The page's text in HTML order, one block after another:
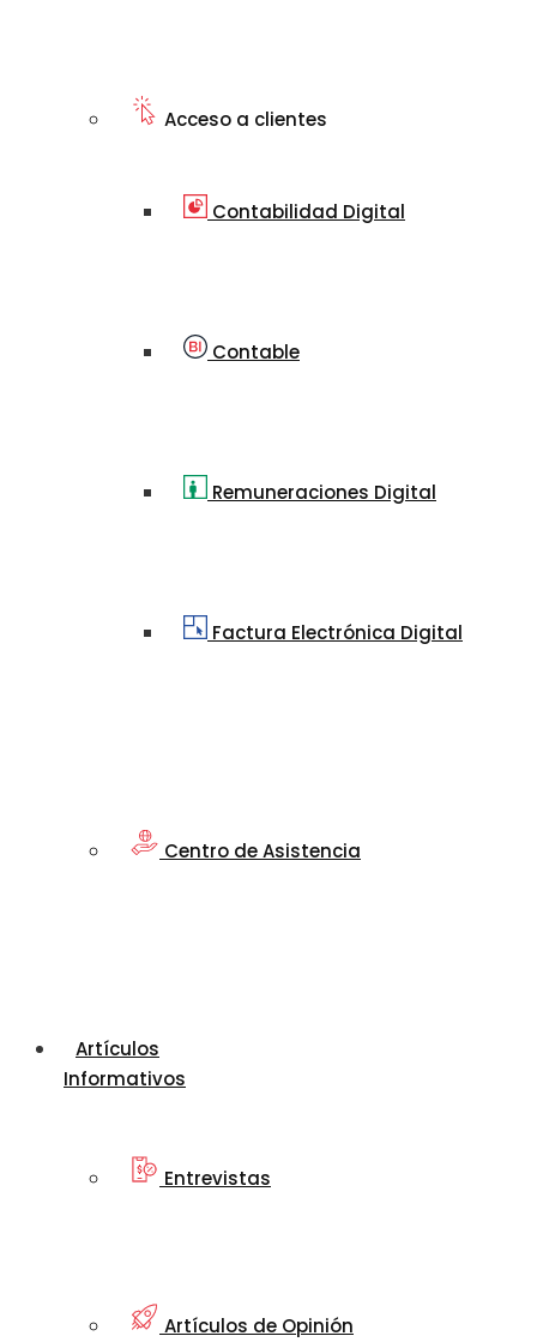
Acceso a clientes
Contabilidad Digital
Contable
Remuneraciones Digital
Factura Electrónica Digital
Centro de Asistencia
Artículos
Informativos
Entrevistas
Artículos de Opinión